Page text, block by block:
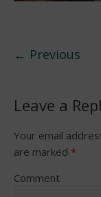
← Previous
Leave a
Your email
are marked *
Comment